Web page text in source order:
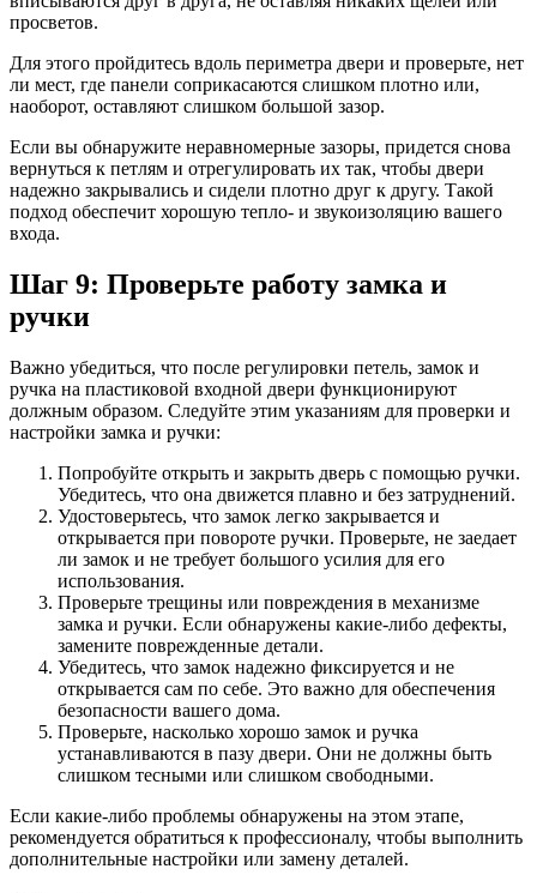
просветов.
Для этого пройдитесь вдоль периметра двери и проверьте, нет
ли мест, где панели соприкасаются слишком плотно или,
наоборот, оставляют слишком большой зазор.
Если вы обнаружите неравномерные зазоры, придется снова
вернуться к петлям и отрегулировать их так, чтобы двери
надежно закрывались и сидели плотно друг к другу. Такой
подход обеспечит хорошую тепло- и звукоизоляцию вашего
входа.
Шаг 9: Проверьте работу замка и
ручки
Важно убедиться, что после регулировки петель, замок и
ручка на пластиковой входной двери функционируют
должным образом. Следуйте этим указаниям для проверки и
настройки замка и ручки:
Попробуйте открыть и закрыть дверь с помощью ручки.
Убедитесь, что она движется плавно и без затруднений.
Удостоверьтесь, что замок легко закрывается и
открывается при повороте ручки. Проверьте, не заедает
ли замок и не требует большого усилия для его
использования.
Проверьте трещины или повреждения в механизме
замка и ручки. Если обнаружены какие-либо дефекты,
замените поврежденные детали.
Убедитесь, что замок надежно фиксируется и не
открывается сам по себе. Это важно для обеспечения
безопасности вашего дома.
Проверьте, насколько хорошо замок и ручка
устанавливаются в пазу двери. Они не должны быть
слишком тесными или слишком свободными.
Если какие-либо проблемы обнаружены на этом этапе,
рекомендуется обратиться к профессионалу, чтобы выполнить
дополнительные настройки или замену деталей.